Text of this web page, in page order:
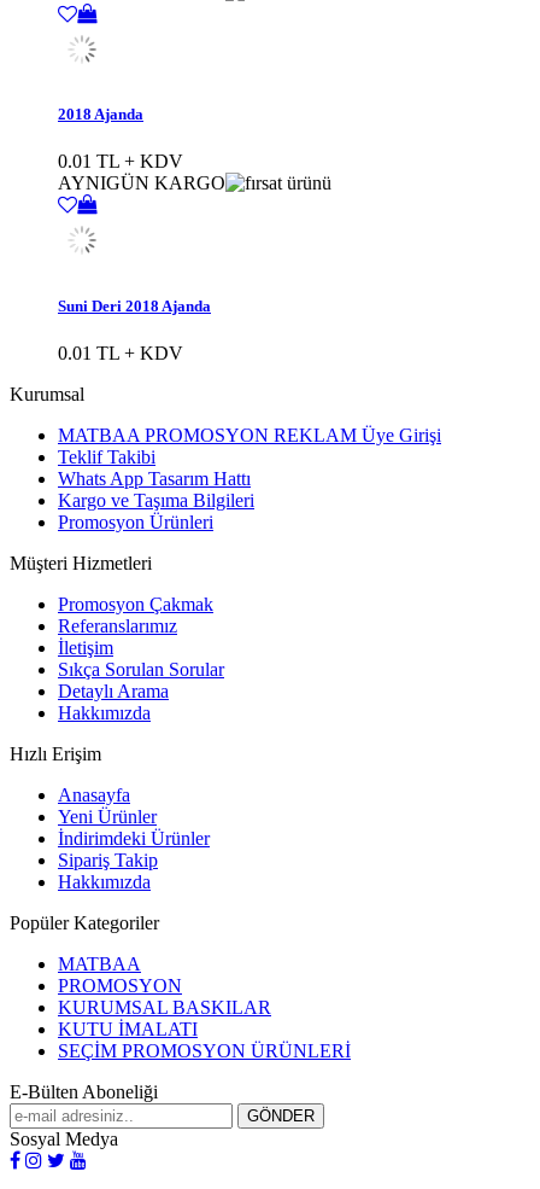
2018 Ajanda
0.01 TL + KDV
AYNIGÜN KARGO
Suni Deri 2018 Ajanda
0.01 TL + KDV
Kurumsal
MATBAA PROMOSYON REKLAM Üye Girişi
Teklif Takibi
Whats App Tasarım Hattı
Kargo ve Taşıma Bilgileri
Promosyon Ürünleri
Müşteri Hizmetleri
Promosyon Çakmak
Referanslarımız
İletişim
Sıkça Sorulan Sorular
Detaylı Arama
Hakkımızda
Hızlı Erişim
Anasayfa
Yeni Ürünler
İndirimdeki Ürünler
Sipariş Takip
Hakkımızda
Popüler Kategoriler
MATBAA
PROMOSYON
KURUMSAL BASKILAR
KUTU İMALATI
SEÇİM PROMOSYON ÜRÜNLERİ
E-Bülten Aboneliği
Sosyal Medya